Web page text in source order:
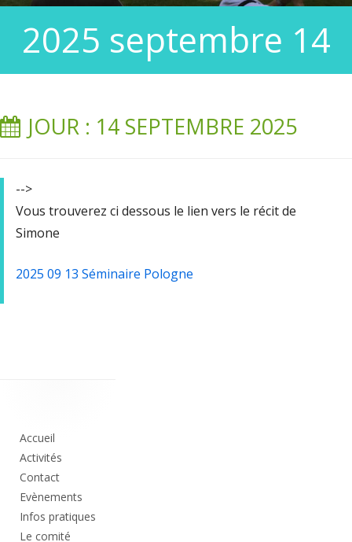
2025 septembre 14
JOUR : 14 SEPTEMBRE 2025
-->
Vous trouverez ci dessous le lien vers le récit de
Simone
2025 09 13 Séminaire Pologne
principale
Accueil
Activités
Contact
Evènements
Infos pratiques
Le comité